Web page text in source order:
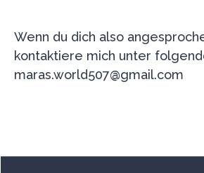
Wenn du dich also
kontaktiere mich unter
maras.world507@gmail.com